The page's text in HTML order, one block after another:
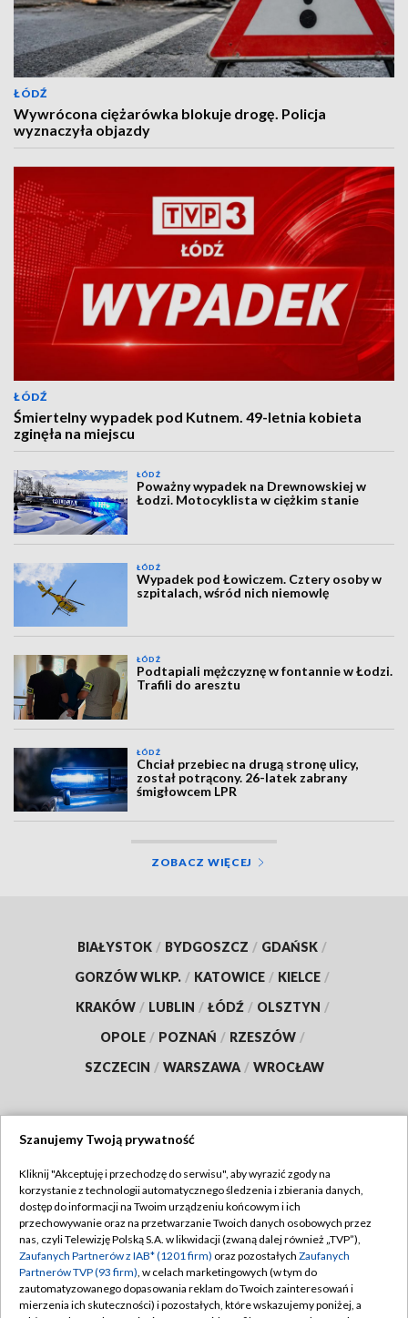
ŁÓDŹ
Wywrócona ciężarówka blokuje drogę. Policja
wyznaczyła objazdy
ŁÓDŹ
Śmiertelny wypadek pod Kutnem. 49-letnia kobieta
zginęła na miejscu
ŁÓDŹ
Poważny wypadek na Drewnowskiej w
Łodzi. Motocyklista w ciężkim stanie
ŁÓDŹ
Wypadek pod Łowiczem. Cztery osoby w
szpitalach, wśród nich niemowlę
ŁÓDŹ
Podtapiali mężczyznę w fontannie w Łodzi.
Trafili do aresztu
ŁÓDŹ
Chciał przebiec na drugą stronę ulicy,
został potrącony. 26-latek zabrany
śmigłowcem LPR
ZOBACZ WIĘCEJ
BIAŁYSTOK / BYDGOSZCZ / GDAŃSK /
GORZÓW WLKP. / KATOWICE / KIELCE /
KRAKÓW / LUBLIN / ŁÓDŹ / OLSZTYN /
OPOLE / POZNAŃ / RZESZÓW /
SZCZECIN / WARSZAWA / WROCŁAW
TVP
Abonament TVP
Emisja w TVP
Centrum informacji TVP
Naziemna Telewizja Cyfrowa
Regulamin TVP
Polityka prywatności
Moje zgody
Szanujemy Twoją prywatność
Kliknij "Akceptuję i przechodzę do serwisu", aby wyrazić zgody na
korzystanie z technologii automatycznego śledzenia i zbierania danych,
dostęp do informacji na Twoim urządzeniu końcowym i ich
przechowywanie oraz na przetwarzanie Twoich danych osobowych przez
nas, czyli Telewizję Polską S.A. w likwidacji (zwaną dalej również „TVP”),
Zaufanych Partnerów z IAB* (1201 firm) oraz pozostałych Zaufanych
Partnerów TVP (93 firm), w celach marketingowych (w tym do
zautomatyzowanego dopasowania reklam do Twoich zainteresowań i
mierzenia ich skuteczności) i pozostałych, które wskazujemy poniżej, a